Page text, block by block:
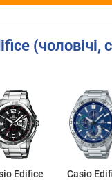
(чоловічі,
Edifice
Casio